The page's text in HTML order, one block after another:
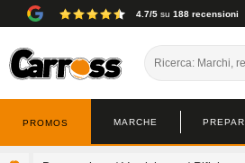
4.7/5 su 188 recensioni
MARCHE
PROMOS